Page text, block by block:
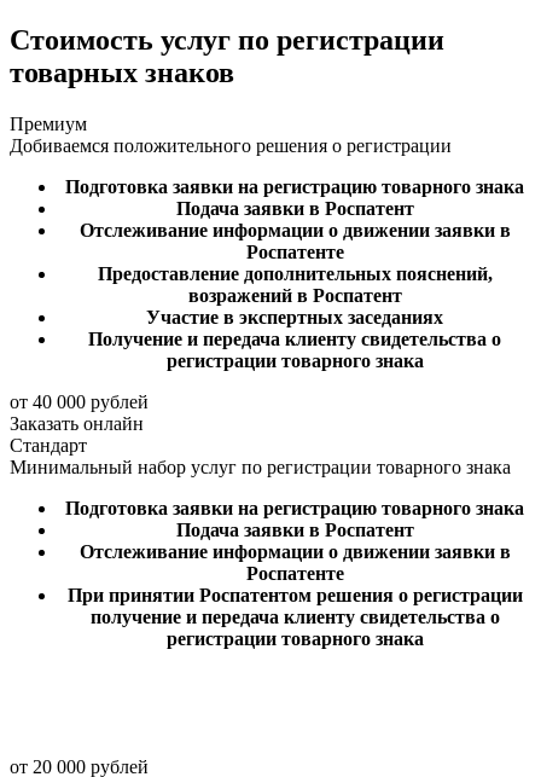
Стоимость услуг по регистрации
товарных знаков
Премиум
Добиваемся положительного решения о регистрации
Подготовка заявки на регистрацию товарного знака
Подача заявки в Роспатент
Отслеживание информации о движении заявки в
Роспатенте
Предоставление дополнительных пояснений,
возражений в Роспатент
Участие в экспертных заседаниях
Получение и передача клиенту свидетельства о
регистрации товарного знака
от 40 000 рублей
Заказать онлайн
Стандарт
Минимальный набор услуг по регистрации товарного знака
Подготовка заявки на регистрацию товарного знака
Подача заявки в Роспатент
Отслеживание информации о движении заявки в
Роспатенте
При принятии Роспатентом решения о регистрации
получение и передача клиенту свидетельства о
регистрации товарного знака
от 20 000 рублей